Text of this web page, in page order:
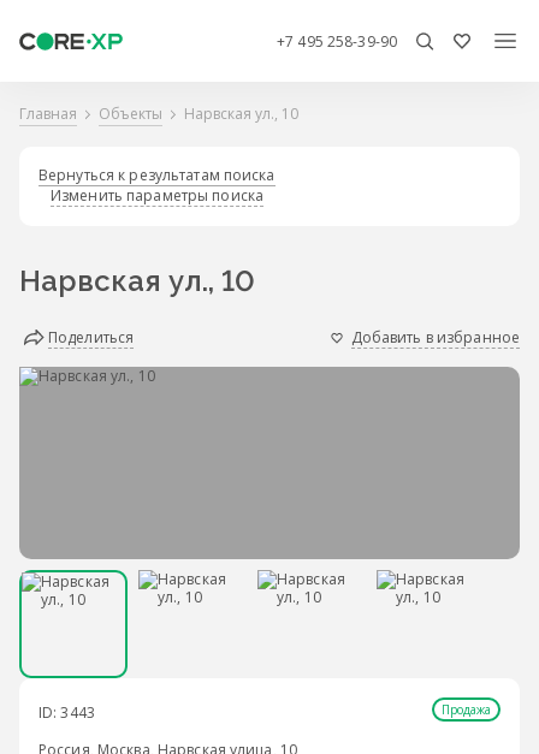
+7 495 258-39-90
Главная Объекты Нарвская ул., 10
Вернуться к результатам поиска
Изменить параметры поиска
Нарвская ул., 10
Поделиться Добавить в избранное
ID: 3443 Продажа
Россия, Москва, Нарвская улица, 10